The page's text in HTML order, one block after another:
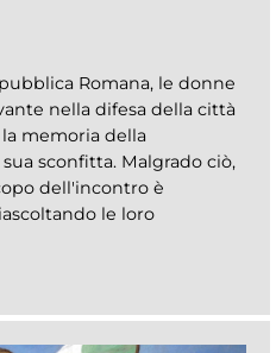
Romana, le donne
nella difesa della città
memoria della
sconfitta. Malgrado ciò,
dell'incontro è
le loro